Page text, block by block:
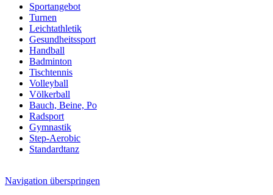
Sportangebot
Turnen
Leichtathletik
Gesundheitssport
Handball
Badminton
Tischtennis
Volleyball
Völkerball
Bauch, Beine, Po
Radsport
Gymnastik
Step-Aerobic
Standardtanz
Navigation überspringen